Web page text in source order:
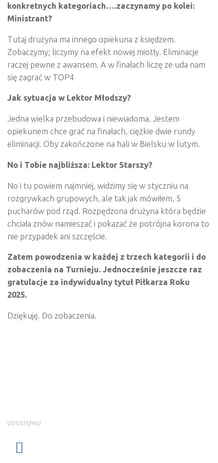
konkretnych kategoriach….zaczynamy po kolei:
Ministrant?
Tutaj drużyna ma innego opiekuna z księdzem.
Zobaczymy; liczymy na efekt nowej miotły. Eliminacje
raczej pewne z awansem. A w finałach liczę ze uda nam
się zagrać w TOP4
Jak sytuacja w Lektor Młodszy?
Jedna wielka przebudowa i niewiadoma. Jestem
opiekunem chce grać na finałach, ciężkie dwie rundy
eliminacji. Oby zakończone na hali w Bielsku w lutym.
No i Tobie najbliższa: Lektor Starszy?
No i tu powiem najmniej, widzimy się w styczniu na
rozgrywkach grupowych, ale tak jak mówiłem, 5
pucharów pod rząd. Rozpędzona drużyna która będzie
chciała znów namieszać i pokazać że potrójna korona to
nie przypadek ani szczęście.
Zatem powodzenia w każdej z trzech kategorii i do
zobaczenia na Turnieju. Jednocześnie jeszcze raz
gratulacje za indywidualny tytuł Piłkarza Roku
2025.
Dziękuję. Do zobaczenia.
UDOSTĘPNIJ